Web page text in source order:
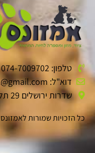
טלפון: 074-7009702
דוא"ל: amzons111@gmail.com
שדרות ירושלים 29 תל אביב יפו
כל הזכויות שמורות לאמזונס 2024